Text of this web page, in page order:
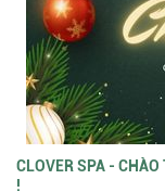
CLOVER SPA -
!